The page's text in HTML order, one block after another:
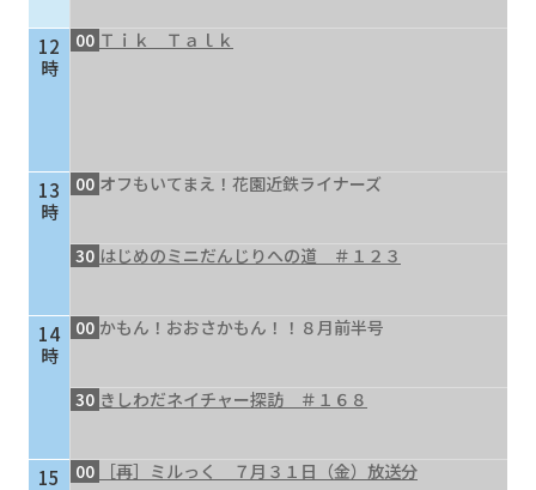
12
時
13
時
14
時
15
00 Ｔｉｋ Ｔａｌｋ
00 オフもいてまえ！花園近鉄ライナーズ
30 はじめのミニだんじりへの道 ＃１２３
00 かもん！おおさかもん！！８月前半号
30 きしわだネイチャー探訪 ＃１６８
00 ［再］ミルっく ７月３１日（金）放送分